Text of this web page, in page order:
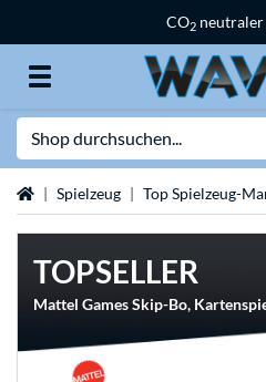
CO2 neutraler
StartseiteSpielzeug Top Spielzeug-
TOPSELLER
Mattel Games Skip-Bo,